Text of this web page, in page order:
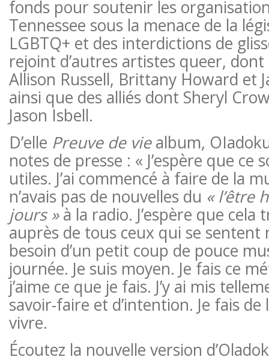
fonds pour soutenir les
Tennessee sous la menace de la
LGBTQ+ et des interdictions de
rejoint d’autres artistes queer, dont
Allison Russell, Brittany Howard et
ainsi que des alliés dont Sheryl
Jason Isbell.
D’elle Preuve de viealbum,
notes de presse : « J’espère que ce
utiles. J’ai commencé à faire de la
n’avais pas de nouvelles du « l’être
jours »à la radio. J’espère que cela
auprès de tous ceux qui se
besoin d’un petit coup de pouce
journée. Je suis moyen. Je fais ce
j’aime ce que je fais. J’y ai mis
savoir-faire et d’intention. Je fais
vivre.
Écoutez la nouvelle version